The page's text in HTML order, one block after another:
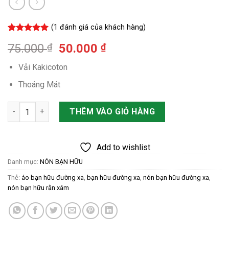
dựa trên
đánh giá
(1 đánh giá của khách hàng)
75.000₫
Giá
là:
75.000 ₫.
50.000₫Giá
Vải Kakicoton
Thoáng Mát
Nón Bèo Đen số lượngTHÊM VÀO GIỎ HÀNG
Add to wishlist
Danh mục: NÓN BẠN HỮU
Thẻ: áo bạn hữu đường xa bạn hữu đường xa nón bạn hữu đường xa
nón bạn hữu rằn xám